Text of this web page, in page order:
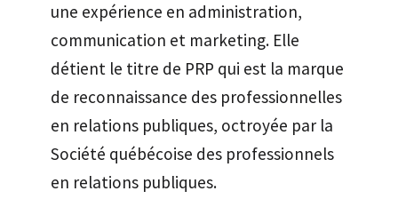
une expérience en administration,
communication et marketing. Elle
détient le titre de PRP qui est la marque
de reconnaissance des professionnelles
en relations publiques, octroyée par la
Société québécoise des professionnels
en relations publiques.